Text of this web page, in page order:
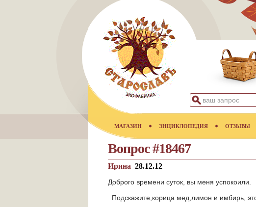
МАГАЗИН ЭНЦИКЛОПЕДИЯ ОТЗЫВЫ
Вопрос #18467
Ирина 28.12.12
Доброго времени суток, вы меня успокоили.
Подскажите,корица мед,лимон и имбирь,